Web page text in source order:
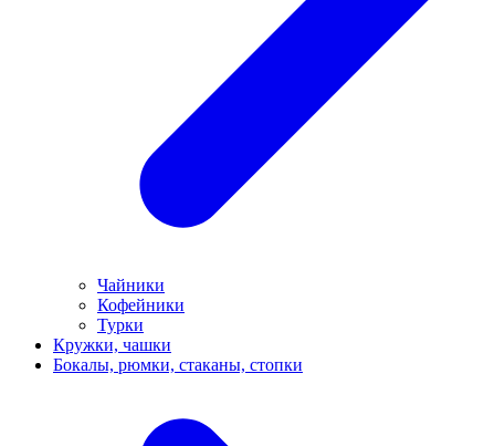
Чайники
Кофейники
Турки
Кружки, чашки
Бокалы, рюмки, стаканы, стопки